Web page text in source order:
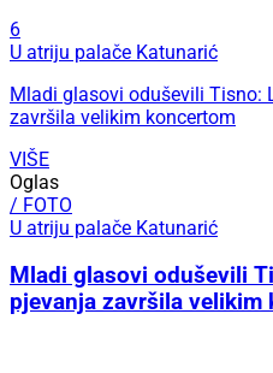
6
U atriju palače Katunarić
Mladi glasovi oduševili Tisno:
završila velikim koncertom
VIŠE
Oglas
/ FOTO
U atriju palače Katunarić
Mladi glasovi oduševili
pjevanja završila velikim